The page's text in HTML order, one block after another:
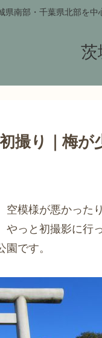
県南部・千葉県北部を中
茨
撮り｜梅が
模様が悪かった
っと初撮影に行
です。